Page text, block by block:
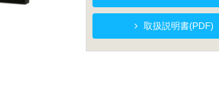
取扱説明書(PDF)